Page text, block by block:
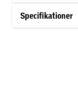
Take That, og
konfrontere de
Specifikationer